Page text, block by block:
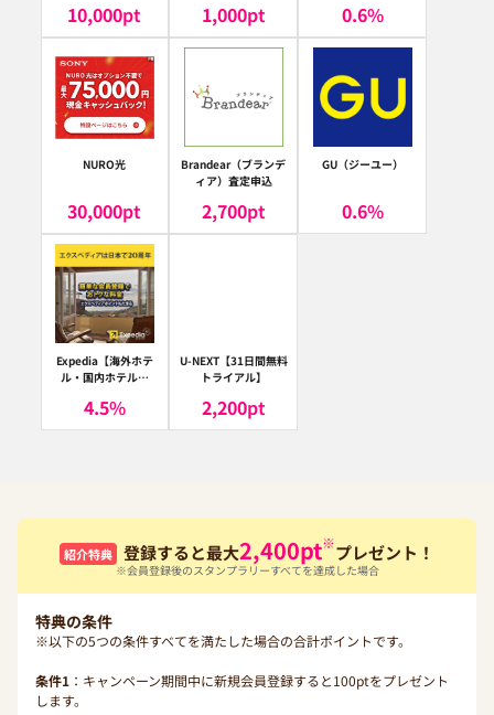
10,000pt 1,000pt 0.6%
NURO光
30,000pt
Brandear（ブランデ
ィア）査定申込
2,700pt
GU（ジーユー）
0.6%
Expedia【海外ホテ
ル・国内ホテル予
ア）
4.5%
U-NEXT【31日間無料
トライアル】
2,200pt
紹介特典 登録すると最大2,400pt※プレゼント！
※会員登録後のスタンプラリーすべてを達成した場合
特典の条件
※以下の5つの条件すべてを満たした場合の合計ポイントです。
条件1 ：キャンペーン期間中に新規会員登録すると100ptをプレゼント
します。